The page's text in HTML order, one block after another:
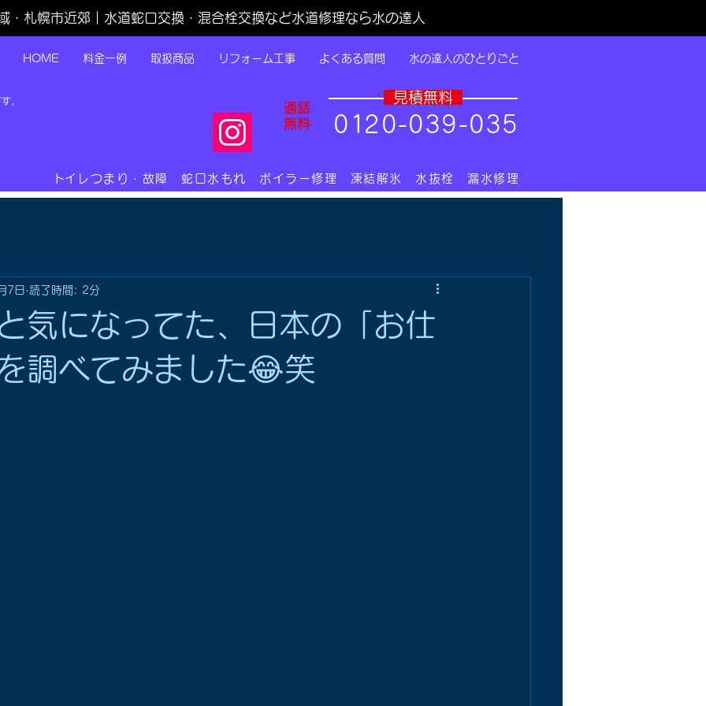
・札幌市近郊｜水道蛇口交換・混合栓交換など水道修理なら水の達人
HOME 料金一例 取扱商品 リフォーム工事 よくある質問 水の達人のひとりごと
通話
無料
​見積無料
0 1 20-039-035
​トイレつまり・故障 蛇口水もれ ボイラー修理 凍結解氷 水抜栓 漏水修理
。
気になってた、日本の「お仕
調べてみました😂笑
7日 読了時間: 2分